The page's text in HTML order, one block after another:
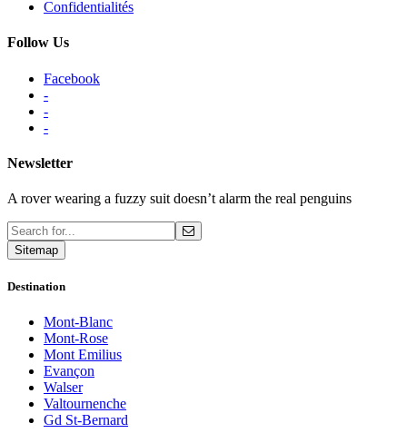
Confidentialités
Follow Us
Facebook
-
-
-
Newsletter
A rover wearing a fuzzy suit doesn’t alarm the real penguins
Sitemap
Destination
Mont-Blanc
Mont-Rose
Mont Emilius
Evançon
Walser
Valtournenche
Gd St-Bernard